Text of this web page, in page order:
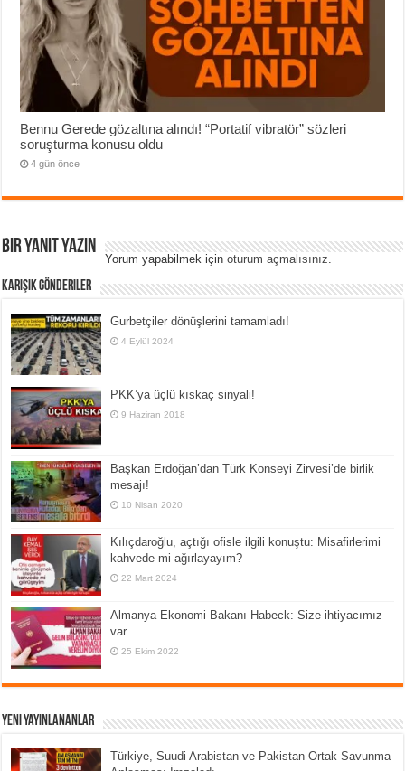
Bennu Gerede gözaltına alındı! “Portatif vibratör” sözleri
soruşturma konusu oldu
4 gün önce
Bir yanıt yazın
Yorum yapabilmek içinoturum açmalısınız.
Karışık Gönderiler
Gurbetçiler dönüşlerini tamamladı!
4 Eylül 2024
PKK’ya üçlü kıskaç sinyali!
9 Haziran 2018
Başkan Erdoğan’dan Türk Konseyi Zirvesi’de birlik
mesajı!
10 Nisan 2020
Kılıçdaroğlu, açtığı ofisle ilgili konuştu: Misafirlerimi
kahvede mi ağırlayayım?
22 Mart 2024
Almanya Ekonomi Bakanı Habeck: Size ihtiyacımız
var
25 Ekim 2022
Yeni Yayınlananlar
Türkiye, Suudi Arabistan ve Pakistan Ortak Savunma